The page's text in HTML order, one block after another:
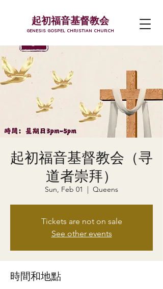
起初福音基督教会
GENESIS GOSPEL CHRISTIAN CHURCH
起初福音基督教会（寻
道者崇拜）
Sun, Feb 01
  |
Queens
Tickets are not on sale
See other events
時間和地點